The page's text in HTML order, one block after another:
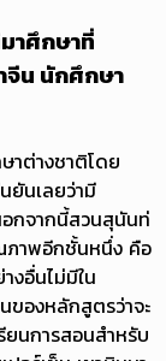
าศึกษาที่
จีน นักศึกษา
าต่างชาติโดย
ยันเลยว่ามี
กจากนี้สวนสุนันท่
ภาพอีกชั้นหนึ่ง คือ
งอื่นไม่มีใน
ของหลักสูตรว่าจะ
ยนการสอนสำหรับ